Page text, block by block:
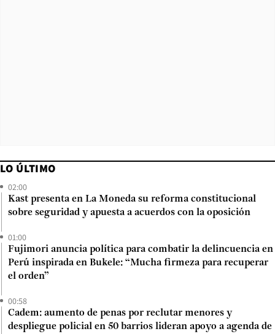
LO ÚLTIMO
02:00
Kast presenta en La Moneda su reforma constitucional
sobre seguridad y apuesta a acuerdos con la oposición
01:00
Fujimori anuncia política para combatir la delincuencia en
Perú inspirada en Bukele: “Mucha firmeza para recuperar
el orden”
00:58
Cadem: aumento de penas por reclutar menores y
despliegue policial en 50 barrios lideran apoyo a agenda de